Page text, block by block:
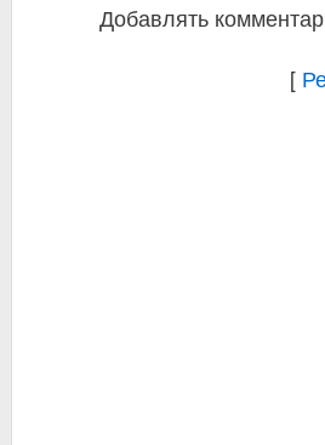
Добавлять
[